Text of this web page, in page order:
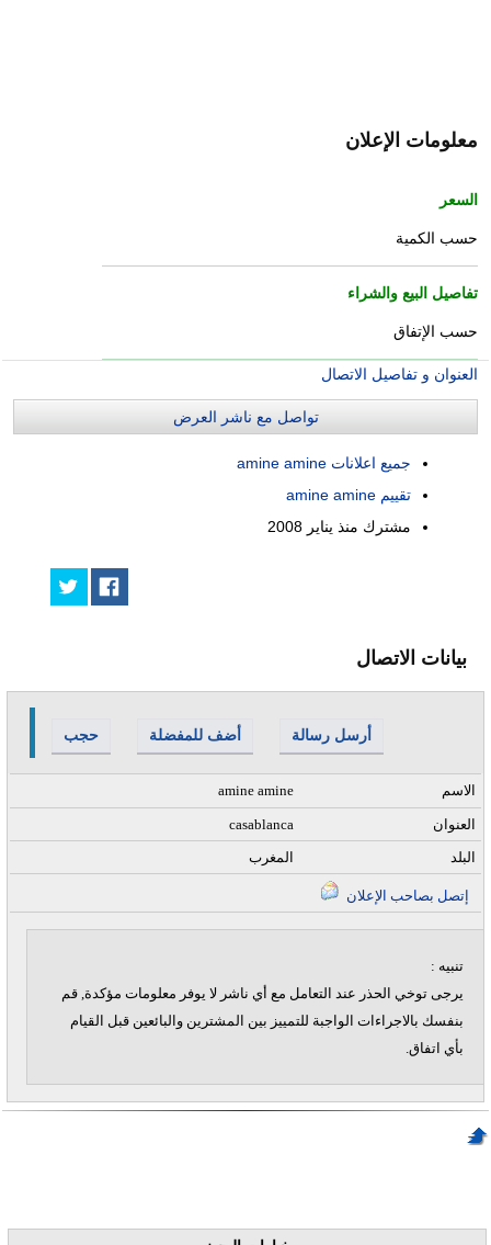
معلومات الإعلان
السعر
حسب الكمية
تفاصيل البيع والشراء
حسب الإتفاق
العنوان و تفاصيل الاتصال
تواصل مع ناشر العرض
جميع اعلانات amine amine
تقييم amine amine
مشترك منذ يناير 2008
بيانات الاتصال
حجب أضف للمفضلة أرسل رسالة
amine amine الاسم
casablanca
العنوان
المغرب
البلد
تنبيه :
يرجى توخي الحذر عند التعامل مع أي ناشر لا يوفر معلومات مؤكدة, قم
بنفسك بالاجراءات الواجبة للتمييز بين المشترين والبائعين قبل القيام
بأي اتفاق.